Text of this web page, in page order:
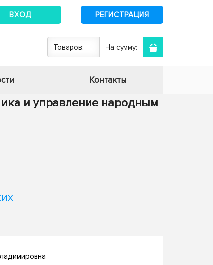
ВХОД РЕГИСТРАЦИЯ
Товаров: На сумму:
Контакты
и управление народным